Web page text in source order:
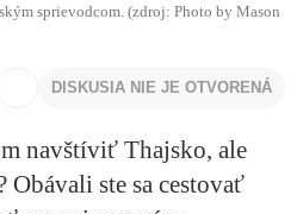
sprievodcom. (zdroj: Photo by Mason
DISKUSIA NIE JE OTVORENÁ
navštíviť Thajsko, ale
Obávali ste sa cestovať